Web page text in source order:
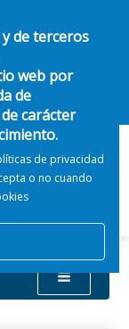
de terceros
web por
de
carácter
de privacidad
o no cuando